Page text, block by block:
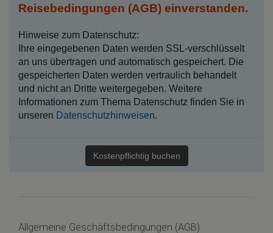
Reisebedingungen (AGB) einverstanden.
Hinweise zum Datenschutz:
Ihre eingegebenen Daten werden SSL-verschlüsselt
an uns übertragen und automatisch gespeichert. Die
gespeicherten Daten werden vertraulich behandelt
und nicht an Dritte weitergegeben. Weitere
Informationen zum Thema Datenschutz finden Sie in
unseren Datenschutzhinweisen.
Allgemeine Geschäftsbedingungen (AGB)